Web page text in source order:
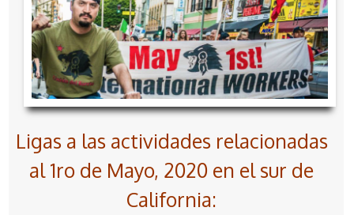
Ligas a las actividades relacionadas
al 1ro de Mayo, 2020 en el sur de
California: